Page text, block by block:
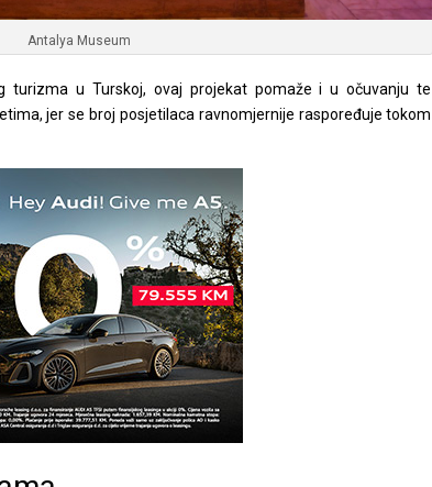
Antalya Museum
turizma u Turskoj, ovaj projekat pomaže i u očuvanju te
jer se broj posjetilaca ravnomjernije raspoređuje tokom